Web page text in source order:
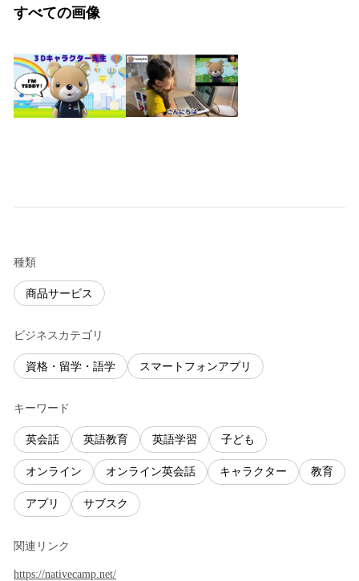
すべての画像
種類
商品サービス
ビジネスカテゴリ
資格・留学・語学 スマートフォンアプリ
キーワード
英会話 英語教育 英語学習 子ども
オンライン オンライン英会話 キャラクター 教育
アプリ サブスク
関連リンク
https://nativecamp.net/